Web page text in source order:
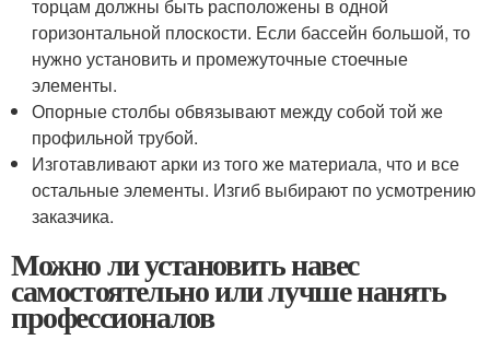
торцам должны быть расположены в одной
горизонтальной плоскости. Если бассейн большой, то
нужно установить и промежуточные стоечные
элементы.
Опорные столбы обвязывают между собой той же
профильной трубой.
Изготавливают арки из того же материала, что и все
остальные элементы. Изгиб выбирают по усмотрению
заказчика.
Можно ли установить навес
самостоятельно или лучше нанять
профессионалов